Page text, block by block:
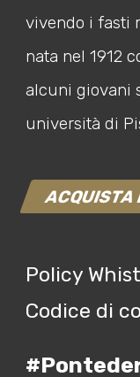
vivendo i fasti
nata nel 1912
alcuni giovani
università di
Policy
Codice di